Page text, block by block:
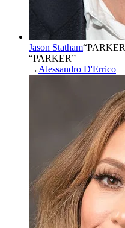
Jason Statham“PARKER
“PARKER”
→ Alessandro D'Errico